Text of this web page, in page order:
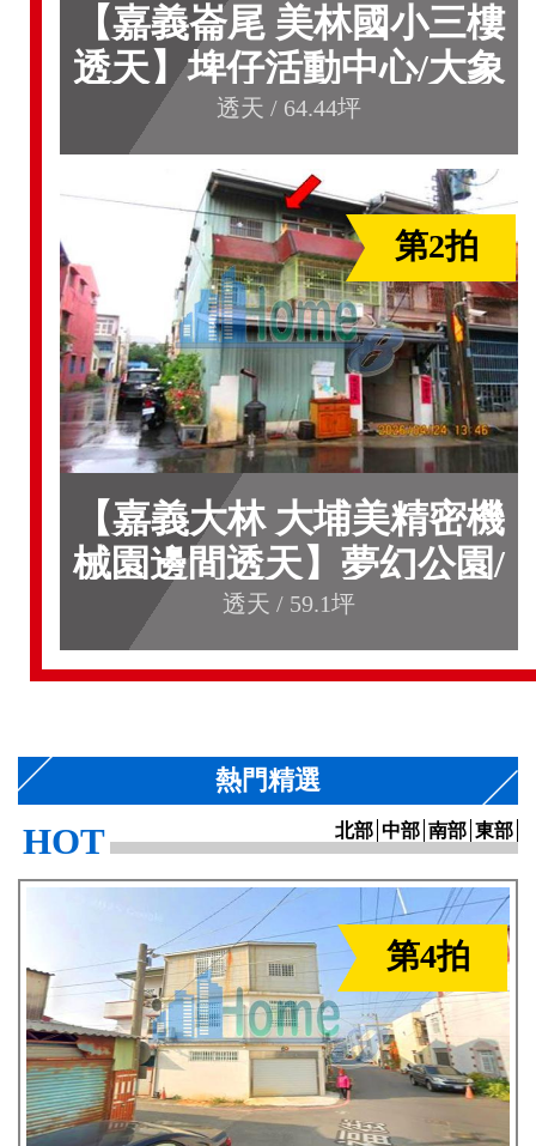
【嘉義崙尾 美林國小三樓
透天】埤仔活動中心/大象
彩繪村/埤頭派出所**
透天 / 64.44坪
第2拍
【嘉義大林 大埔美精密機
械園邊間透天】夢幻公園/
南華大學**
透天 / 59.1坪
熱門精選
HOT 北部 中部 南部 東部
第4拍